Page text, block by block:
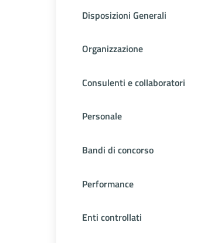
Disposizioni Generali
Organizzazione
Consulenti e collaboratori
Personale
Bandi di concorso
Performance
Enti controllati